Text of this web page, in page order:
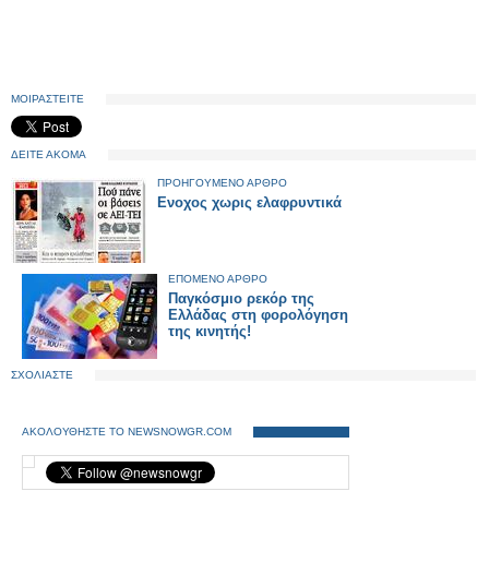
ΜΟΙΡΑΣΤΕΙΤΕ
ΔΕΙΤΕ ΑΚΟΜΑ
ΠΡΟΗΓΟΥΜΕΝΟ ΑΡΘΡΟ
Ενοχος χωρις ελαφρυντικά
ΕΠΟΜΕΝΟ ΑΡΘΡΟ
Παγκόσμιο ρεκόρ της
Ελλάδας στη φορολόγηση
της κινητής!
ΣΧΟΛΙΑΣΤΕ
ΑΚΟΛΟΥΘΗΣΤΕ ΤΟ NEWSNOWGR.COM